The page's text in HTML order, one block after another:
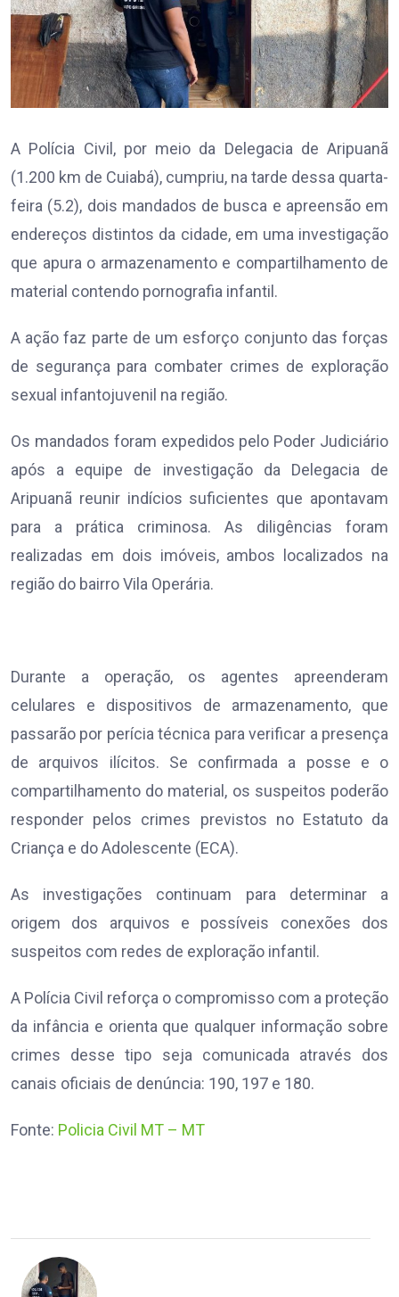
A Polícia Civil, por meio da Delegacia de Aripuanã
(1.200 km de Cuiabá), cumpriu, na tarde dessa quarta-
feira (5.2), dois mandados de busca e apreensão em
endereços distintos da cidade, em uma investigação
que apura o armazenamento e compartilhamento de
material contendo pornografia infantil.
A ação faz parte de um esforço conjunto das forças
de segurança para combater crimes de exploração
sexual infantojuvenil na região.
Os mandados foram expedidos pelo Poder Judiciário
após a equipe de investigação da Delegacia de
Aripuanã reunir indícios suficientes que apontavam
para a prática criminosa. As diligências foram
realizadas em dois imóveis, ambos localizados na
região do bairro Vila Operária.
Durante a operação, os agentes apreenderam
celulares e dispositivos de armazenamento, que
passarão por perícia técnica para verificar a presença
de arquivos ilícitos. Se confirmada a posse e o
compartilhamento do material, os suspeitos poderão
responder pelos crimes previstos no Estatuto da
Criança e do Adolescente (ECA).
As investigações continuam para determinar a
origem dos arquivos e possíveis conexões dos
suspeitos com redes de exploração infantil.
A Polícia Civil reforça o compromisso com a proteção
da infância e orienta que qualquer informação sobre
crimes desse tipo seja comunicada através dos
canais oficiais de denúncia: 190, 197 e 180.
Fonte: Policia Civil MT – MT